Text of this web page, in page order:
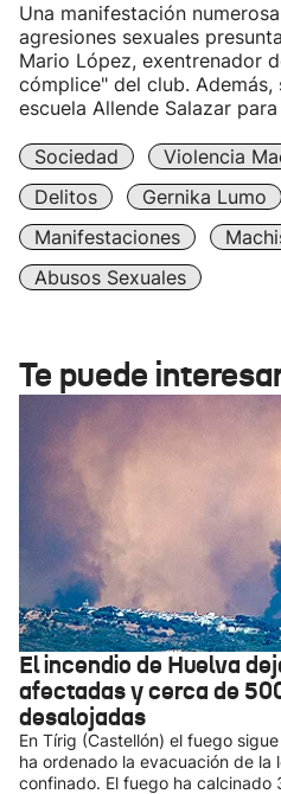
Una manifestación
agresiones sexuales
Mario López, exentrenador
cómplice" del club.
escuela Allende Salazar
Sociedad Violencia
Delitos
Gernika Lumo
Manifestaciones
Abusos Sexuales
Te puede
El incendio de Huelva
afectadas y cerca de
desalojadas
En Tírig (Castellón) el fuego
ha ordenado la evacuación de la
confinado. El fuego ha calcinado